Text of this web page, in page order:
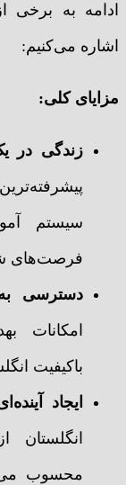
ادامه به برخی
اشاره می‌کنیم:
مزایای کلی:
زندگی در
سیستم
فرصت‌های
دسترسی به
امکانات
باکیفیت
ایجاد
محسوب